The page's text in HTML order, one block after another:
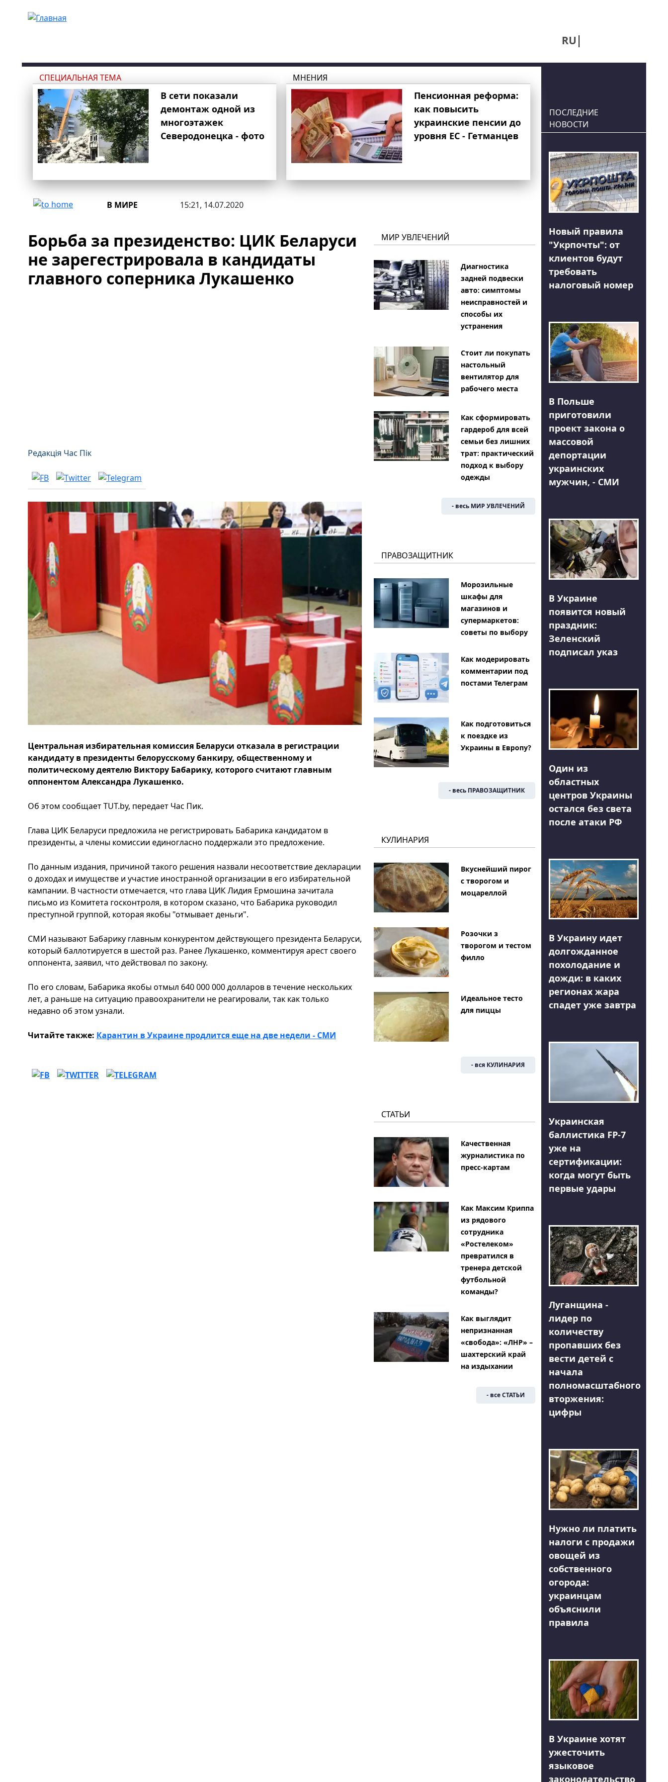
RU
СПЕЦИАЛЬНАЯ ТЕМА
В сети показали
демонтаж одной из
многоэтажек
Северодонецка - фото
МНЕНИЯ
Пенсионная реформа:
как повысить
украинские пенсии до
уровня ЕС - Гетманцев
В МИРЕ 15:21, 14.07.2020
Борьба за президенство: ЦИК Беларуси
не зарегестрировала в кандидаты
главного соперника Лукашенко
Редакція Час Пік
Центральная избирательная комиссия Беларуси отказала в регистрации
кандидату в президенты белорусскому банкиру, общественному и
политическому деятелю Виктору Бабарику, которого считают главным
оппонентом Александра Лукашенко.
Об этом сообщает TUT.by, передает Час Пик.
Глава ЦИК Беларуси предложила не регистрировать Бабарика кандидатом в
президенты, а члены комиссии единогласно поддержали это предложение.
По данным издания, причиной такого решения назвали несоответствие декларации
о доходах и имуществе и участие иностранной организации в его избирательной
кампании. В частности отмечается, что глава ЦИК Лидия Ермошина зачитала
письмо из Комитета госконтроля, в котором сказано, что Бабарика руководил
преступной группой, которая якобы "отмывает деньги".
СМИ называют Бабарику главным конкурентом действующего президента Беларуси,
который баллотируется в шестой раз. Ранее Лукашенко, комментируя арест своего
оппонента, заявил, что действовал по закону.
По его словам, Бабарика якобы отмыл 640 000 000 долларов в течение нескольких
лет, а раньше на ситуацию правоохранители не реагировали, так как только
недавно об этом узнали.
Читайте также: Карантин в Украине продлится еще на две недели - СМИ
МИР УВЛЕЧЕНИЙ
Диагностика
задней подвески
авто: симптомы
неисправностей и
способы их
устранения
Стоит ли покупать
настольный
вентилятор для
рабочего места
Как сформировать
гардероб для всей
семьи без лишних
трат: практический
подход к выбору
одежды
- весь МИР УВЛЕЧЕНИЙ
ПРАВОЗАЩИТНИК
Морозильные
шкафы для
магазинов и
супермаркетов:
советы по выбору
Как модерировать
комментарии под
постами Телеграм
Как подготовиться
к поездке из
Украины в Европу?
- весь ПРАВОЗАЩИТНИК
КУЛИНАРИЯ
Вкуснейший пирог
с творогом и
моцареллой
Розочки з
творогом и тестом
филло
Идеальное тесто
для пиццы
- вся КУЛИНАРИЯ
СТАТЬИ
Качественная
журналистика по
пресс-картам
Как Максим Криппа
из рядового
сотрудника
«Ростелеком»
превратился в
тренера детской
футбольной
команды?
Как выглядит
непризнанная
«свобода»: «ЛНР» –
шахтерский край
на издыхании
- все СТАТЬИ
ПОСЛЕДНИЕ
НОВОСТИ
Новый правила
"Укрпочты": от
клиентов будут
требовать
налоговый номер
В Польше
приготовили
проект закона о
массовой
депортации
украинских
мужчин, - СМИ
В Украине
появится новый
праздник:
Зеленский
подписал указ
Один из
областных
центров Украины
остался без света
после атаки РФ
В Украину идет
долгожданное
похолодание и
дожди: в каких
регионах жара
спадет уже завтра
Украинская
баллистика FP-7
уже на
сертификации:
когда могут быть
первые удары
Луганщина -
лидер по
количеству
пропавших без
вести детей с
начала
полномасштабного
вторжения:
цифры
Нужно ли платить
налоги с продажи
овощей из
собственного
огорода:
украинцам
объяснили
правила
В Украине хотят
ужесточить
языковое
законодательство